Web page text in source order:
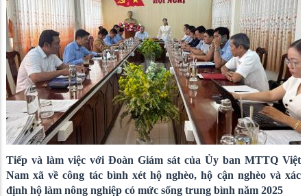
Tiếp và làm việc với Đoàn Giám sát của Ủy ban MTTQ Việt
Nam xã về công tác bình xét hộ nghèo, hộ cận nghèo và xác
định hộ làm nông nghiệp có mức sống trung bình năm 2025